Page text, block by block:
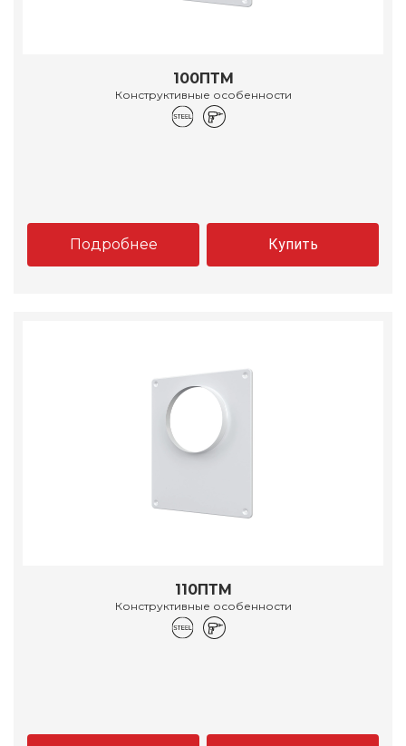
100ПТМ
Конструктивные особенности
Подробнее Купить
110ПТМ
Конструктивные особенности